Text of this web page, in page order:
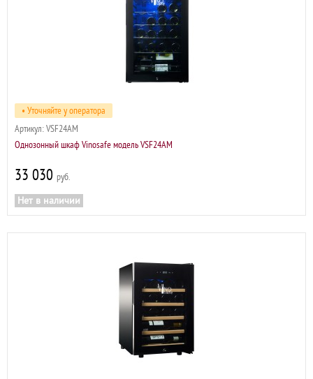
• Уточняйте у оператора
Артикул: VSF24AM
Однозонный шкаф Vinosafe модель VSF24AM
33 030 р
Нет в наличии